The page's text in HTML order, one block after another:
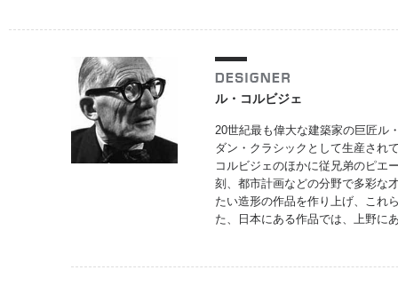
ル・コルビジェ
20世紀最も偉大な建築家の巨匠ル
ダン・クラシックとして生産され
コルビジェのほかに従兄弟のピエ
刻、都市計画などの分野で多彩な
たい造形の作品を作り上げ、これ
た、日本にある作品では、上野に